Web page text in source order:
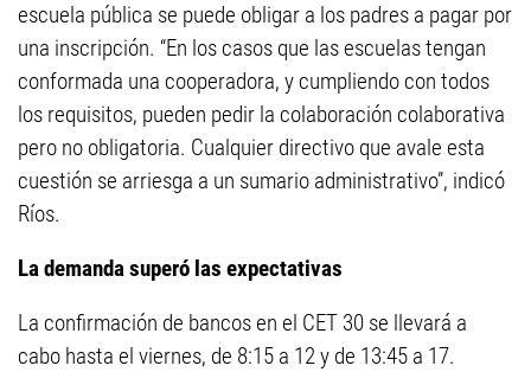
escuela pública se puede obligar a los padres a pagar por
una inscripción. “En los casos que las escuelas tengan
conformada una cooperadora, y cumpliendo con todos
los requisitos, pueden pedir la colaboración colaborativa
pero no obligatoria. Cualquier directivo que avale esta
cuestión se arriesga a un sumario administrativo”, indicó
Ríos.
La demanda superó las expectativas
La confirmación de bancos en el CET 30 se llevará a
cabo hasta el viernes, de 8:15 a 12 y de 13:45 a 17.